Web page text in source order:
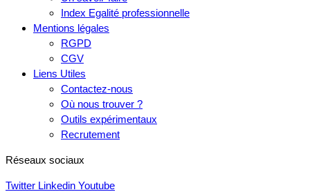
Index Egalité professionnelle
Mentions légales
RGPD
CGV
Liens Utiles
Contactez-nous
Où nous trouver ?
Outils expérimentaux
Recrutement
Réseaux sociaux
Twitter Linkedin Youtube